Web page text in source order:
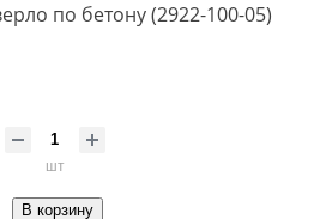
по бетону (2922-100-05)
шт
В корзину